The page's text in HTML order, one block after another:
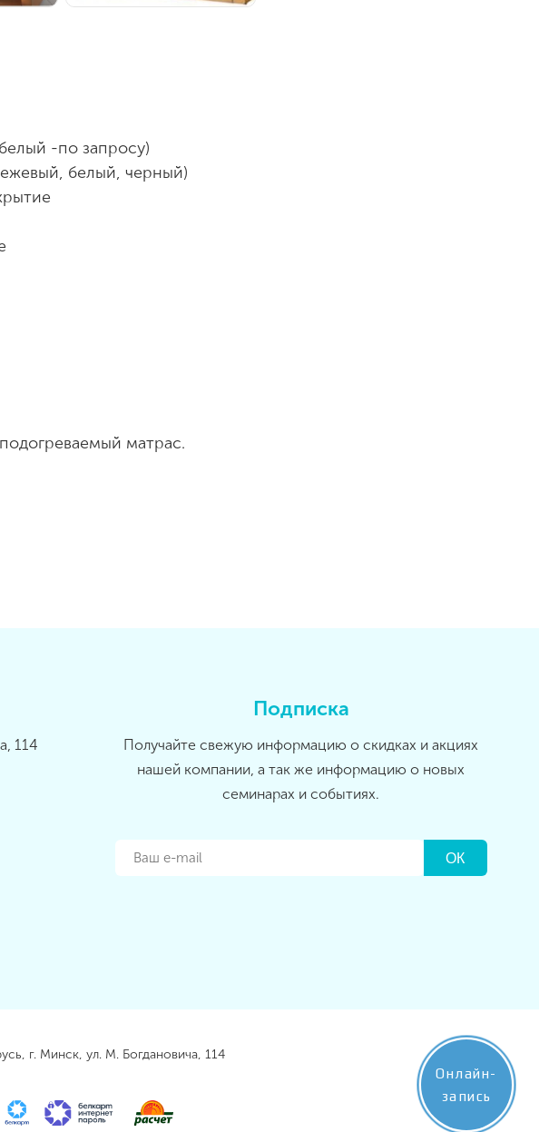
-по запросу)
белый, черный)
матрас.
114
Подписка
Получайте свежую информацию о скидках и акциях
нашей компании, а так же информацию о новых
семинарах и событиях.
г. Минск, ул. М. Богдановича, 114
Онлайн-
запись